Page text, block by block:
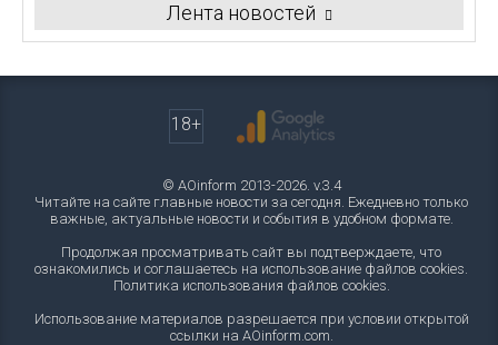
Лента новостей
18+
© AOinform 2013-2026. v.3.4
Читайте на сайте главные новости за сегодня. Ежедневно только
важные, актуальные новости и события в удобном формате.
Продолжая просматривать сайт вы подтверждаете, что
ознакомились и соглашаетесь на использование файлов cookies.
Политика использования файлов cookies.
Использование материалов разрешается при условии открытой
ссылки на AOinform.com.